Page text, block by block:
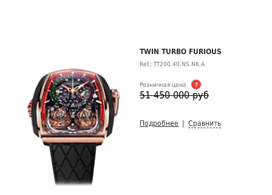
TWIN TURBO FURIOUS
Ref.: TT200.40.NS.NK.A
Розничная цена ?
51 450 000 руб
Подробнее Сравнить